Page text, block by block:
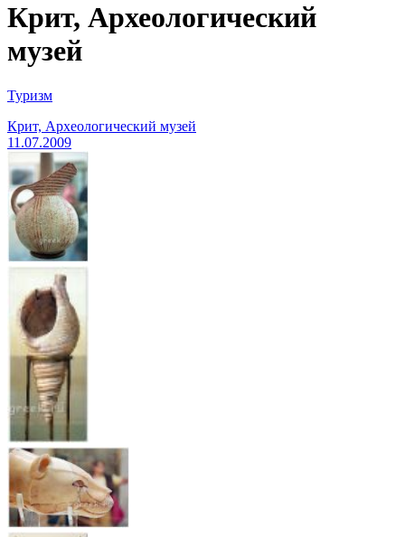
Крит, Археологический
музей
Туризм
Крит, Археологический музей
11.07.2009